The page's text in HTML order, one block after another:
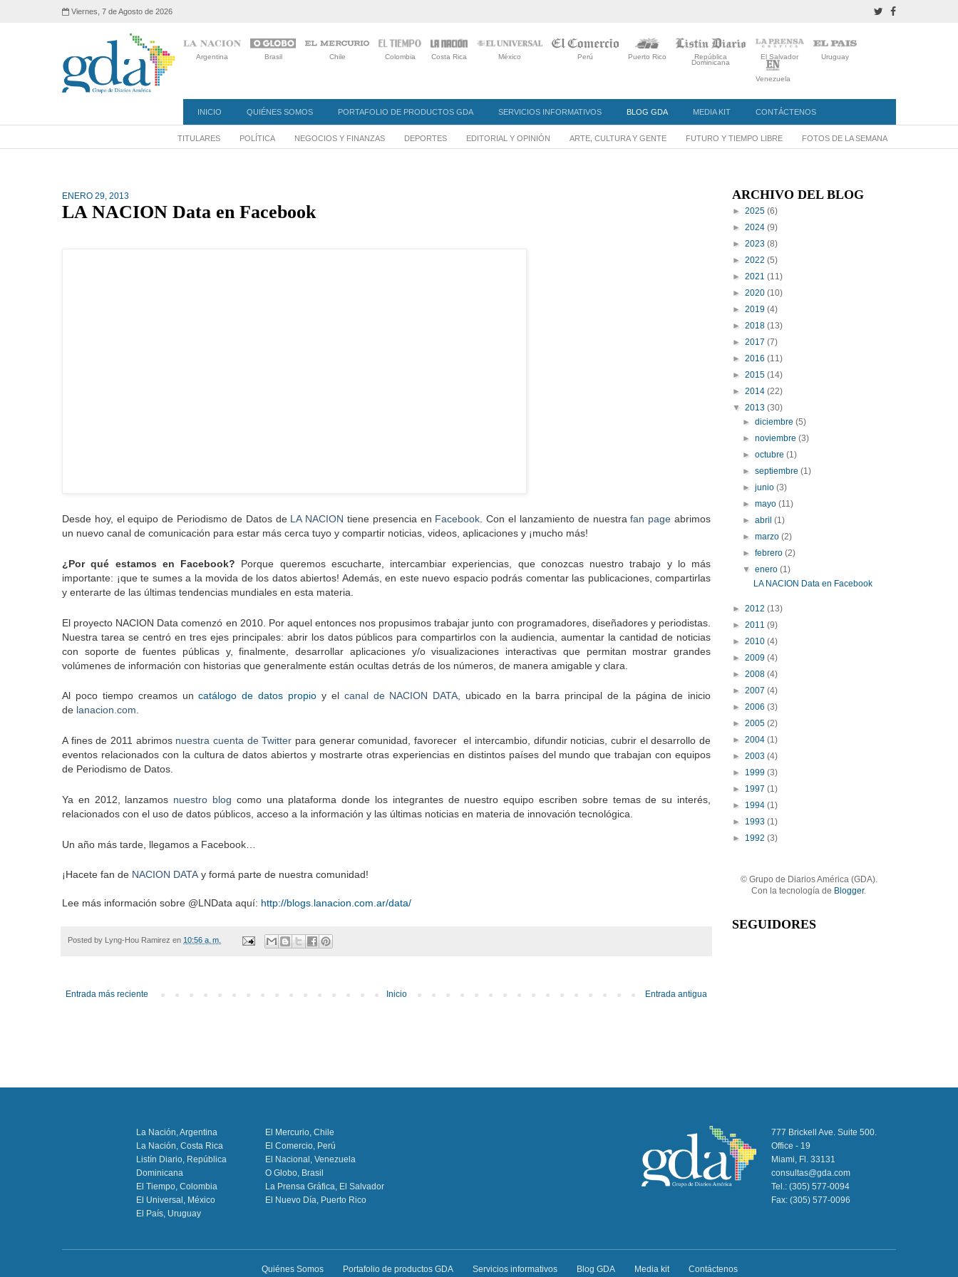
Viernes, 7 de Agosto de 2026
Argentina Brasil Chile Colombia Costa Rica México Perú Puerto Rico República
Dominicana
El Salvador Uruguay
Venezuela
INICIO QUIÉNES SOMOS PORTAFOLIO DE PRODUCTOS GDA SERVICIOS INFORMATIVOS BLOG GDA MEDIA KIT CONTÁCTENOS
TITULARES POLÍTICA NEGOCIOS Y FINANZAS DEPORTES EDITORIAL Y OPINIÓN ARTE, CULTURA Y GENTE FUTURO Y TIEMPO LIBRE FOTOS DE LA SEMANA
ENERO 29, 2013
LA NACION Data en Facebook
Desde hoy, el equipo de Periodismo de Datos de LA NACION tiene presencia en Facebook . Con el lanzamiento de nuestrafan page abrimos
un nuevo canal de comunicación para estar más cerca tuyo y compartir noticias, videos, aplicaciones y ¡mucho más!
¿Por qué estamos en Facebook? Porque queremos escucharte, intercambiar experiencias, que conozcas nuestro trabajo y lo más
importante: ¡que te sumes a la movida de los datos abiertos! Además, en este nuevo espacio podrás comentar las publicaciones, compartirlas
y enterarte de las últimas tendencias mundiales en esta materia.
El proyecto NACION Data comenzó en 2010. Por aquel entonces nos propusimos trabajar junto con programadores, diseñadores y periodistas.
Nuestra tarea se centró en tres ejes principales: abrir los datos públicos para compartirlos con la audiencia, aumentar la cantidad de noticias
con soporte de fuentes públicas y, finalmente, desarrollar aplicaciones y/o visualizaciones interactivas que permitan mostrar grandes
volúmenes de información con historias que generalmente están ocultas detrás de los números, de manera amigable y clara.
Al poco tiempo creamos uncatálogo de datos propio y el canal de NACION DATA, ubicado en la barra principal de la página de inicio
de lanacion.com.
A fines de 2011 abrimos nuestra cuenta de Twitter para generar comunidad, favorecer el intercambio, difundir noticias, cubrir el desarrollo de
eventos relacionados con la cultura de datos abiertos y mostrarte otras experiencias en distintos países del mundo que trabajan con equipos
de Periodismo de Datos.
Ya en 2012, lanzamos nuestro blog como una plataforma donde los integrantes de nuestro equipo escriben sobre temas de su interés,
relacionados con el uso de datos públicos, acceso a la información y las últimas noticias en materia de innovación tecnológica.
Un año más tarde, llegamos a Facebook…
¡Hacete fan de NACION DATAy formá parte de nuestra comunidad!
Lee más información sobre @LNData aquí: http://blogs.lanacion.com.ar/data/
Posted by Lyng-Hou Ramirez en 10:56 a. m.
Entrada más reciente Entrada antigua
Inicio
ARCHIVO DEL BLOG
► 2025 (6)
► 2024 (9)
► 2023 (8)
► 2022 (5)
► 2021 (11)
► 2020 (10)
► 2019 (4)
► 2018 (13)
► 2017 (7)
► 2016 (11)
► 2015 (14)
► 2014 (22)
▼ 2013 (30)
►diciembre(5)
►noviembre(3)
►octubre(1)
►septiembre(1)
►junio(3)
►mayo(11)
►abril(1)
►marzo(2)
►febrero(2)
▼enero(1)
LA NACION Data en Facebook
► 2012 (13)
► 2011 (9)
► 2010 (4)
► 2009 (4)
► 2008 (4)
► 2007 (4)
► 2006 (3)
► 2005 (2)
► 2004 (1)
► 2003 (4)
► 1999 (3)
► 1997 (1)
► 1994 (1)
► 1993 (1)
► 1992 (3)
© Grupo de Diarios América (GDA).
Con la tecnología de Blogger.
SEGUIDORES
La Nación, Argentina
El Mercurio, Chile
La Nación, Costa Rica
El Comercio, Perú
Listín Diario, República
Dominicana
El Nacional, Venezuela
O Globo, Brasil
El Tiempo, Colombia
La Prensa Gráfica, El Salvador
El Universal, México
El Nuevo Día, Puerto Rico
El País, Uruguay
777 Brickell Ave. Suite 500.
Office - 19
Miami, Fl. 33131
consultas@gda.com
Tel.: (305) 577-0094
Fax: (305) 577-0096
Quiénes Somos Portafolio de productos GDA Servicios informativos Blog GDA Media kit Contáctenos